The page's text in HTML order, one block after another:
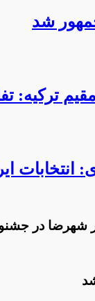
شد
ترکیه:
انتخابات